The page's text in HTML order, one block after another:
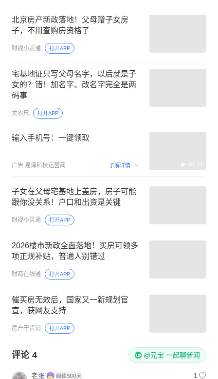
北京房产新政落地！父母赠子女房
子，不用查购房资格了
财视小灵通 打开APP
宅基地证只写父母名字，以后就是子
女的？错！加名字、改名字完全是两
码事
丈农尺 打开APP
输入手机号：一键领取
广告 易泽科技运营商 了解详情 00:15
子女在父母宅基地上盖房，房子可能
跟你没关系！户口和出资是关键
财视小灵通 打开APP
2026楼市新政全面落地！买房可领多
项正规补贴，普通人别错过
财商在线通 打开APP
催买房无效后，国家又一新规划官
宣，获网友支持
房产干货铺 打开APP
评论 4 @元宝 一起聊新闻
老张
1